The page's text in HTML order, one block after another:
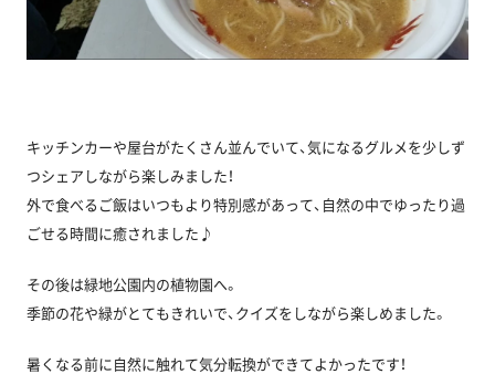
キッチンカーや屋台がたくさん並んでいて、気になるグルメを少しず
つシェアしながら楽しみました！
外で食べるご飯はいつもより特別感があって、自然の中でゆったり過
ごせる時間に癒されました♪
その後は緑地公園内の植物園へ。
季節の花や緑がとてもきれいで、クイズをしながら楽しめました。
暑くなる前に自然に触れて気分転換ができてよかったです！